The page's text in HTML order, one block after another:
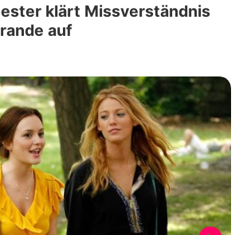
klärt Missverständnis
auf